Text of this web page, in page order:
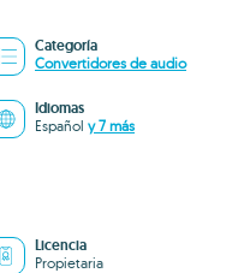
Categoría
Convertidores de audio
Idiomas
Español y 7 más
Licencia
Propietaria